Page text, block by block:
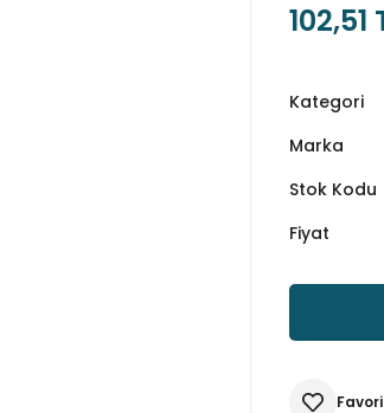
102,51
Kategori
Marka
Stok Kodu
Fiyat